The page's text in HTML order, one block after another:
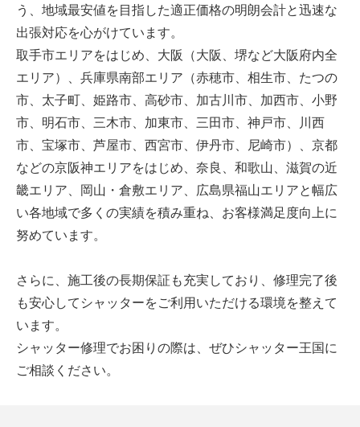
う、地域最安値を目指した適正価格の明朗会計と迅速な
出張対応を心がけています。
取手市エリアをはじめ、大阪（大阪、堺など大阪府内全
エリア）、兵庫県南部エリア（赤穂市、相生市、たつの
市、太子町、姫路市、高砂市、加古川市、加西市、小野
市、明石市、三木市、加東市、三田市、神戸市、川西
市、宝塚市、芦屋市、西宮市、伊丹市、尼崎市）、京都
などの京阪神エリアをはじめ、奈良、和歌山、滋賀の近
畿エリア、岡山・倉敷エリア、広島県福山エリアと幅広
い各地域で多くの実績を積み重ね、お客様満足度向上に
努めています。
さらに、施工後の長期保証も充実しており、修理完了後
も安心してシャッターをご利用いただける環境を整えて
います。
シャッター修理でお困りの際は、ぜひシャッター王国に
ご相談ください。